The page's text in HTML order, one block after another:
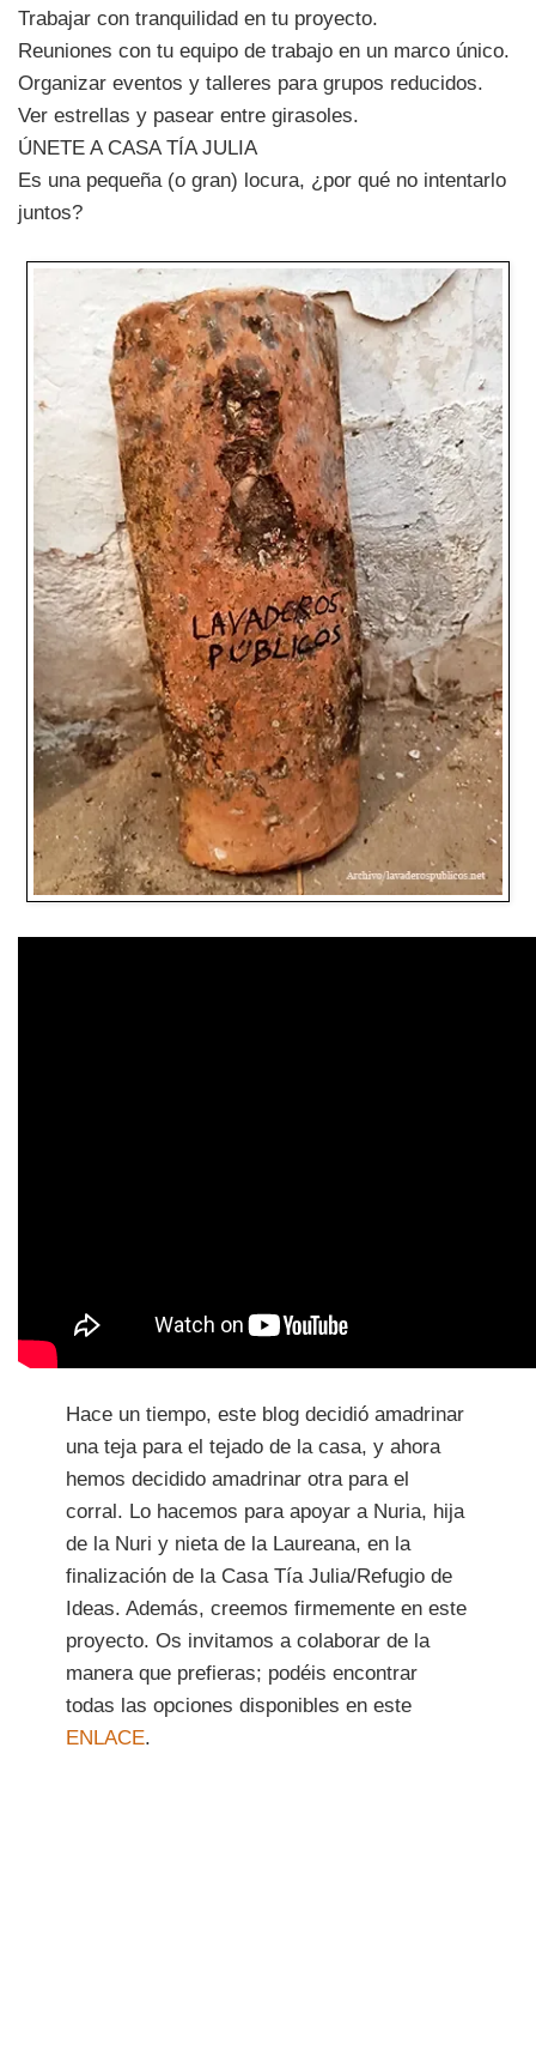
Trabajar con tranquilidad en tu proyecto.
Reuniones con tu equipo de trabajo en un marco único.
Organizar eventos y talleres para grupos reducidos.
Ver estrellas y pasear entre girasoles.
ÚNETE A CASA TÍA JULIA
Es una pequeña (o gran) locura, ¿por qué no intentarlo
juntos?
Hace un tiempo, este blog decidió amadrinar
una teja para el tejado de la casa, y ahora
hemos decidido amadrinar otra para el
corral. Lo hacemos para apoyar a Nuria, hija
de la Nuri y nieta de la Laureana, en la
finalización de la Casa Tía Julia/Refugio de
Ideas. Además, creemos firmemente en este
proyecto. Os invitamos a colaborar de la
manera que prefieras; podéis encontrar
todas las opciones disponibles en este
ENLACE.